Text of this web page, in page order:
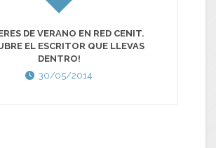
DE VERANO EN RED CENIT.
EL ESCRITOR QUE LLEVAS
DENTRO!
30/05/2014